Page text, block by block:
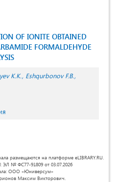
OF IONITE OBTAINED
FORMALDEHYDE
K.K. Eshqurbonov F.B.
размещаются на платформе eLIBRARY.RU.
№ ФС77-91809 от 03.07.2026
ООО «Юниверсум»
Максим Викторович.